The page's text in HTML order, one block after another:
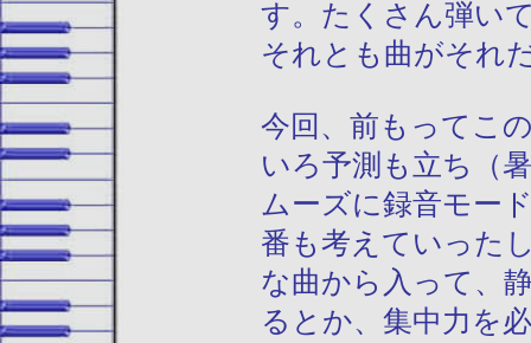
す。たくさん弾い
それとも曲がそれ
今回、前もってこ
いろ予測も立ち（
ムーズに録音モー
番も考えていった
な曲から入って、
るとか、集中力を